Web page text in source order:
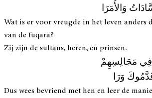
وَالأُمَرَا
Wat is er voor vreugde in het leven anders
van de fuqara?
Zij zijn de sultans, heren, en prinsen.
فِي مَجَالِسِهِمْ
وَرَا
Dus wees bevriend met hen en leer de